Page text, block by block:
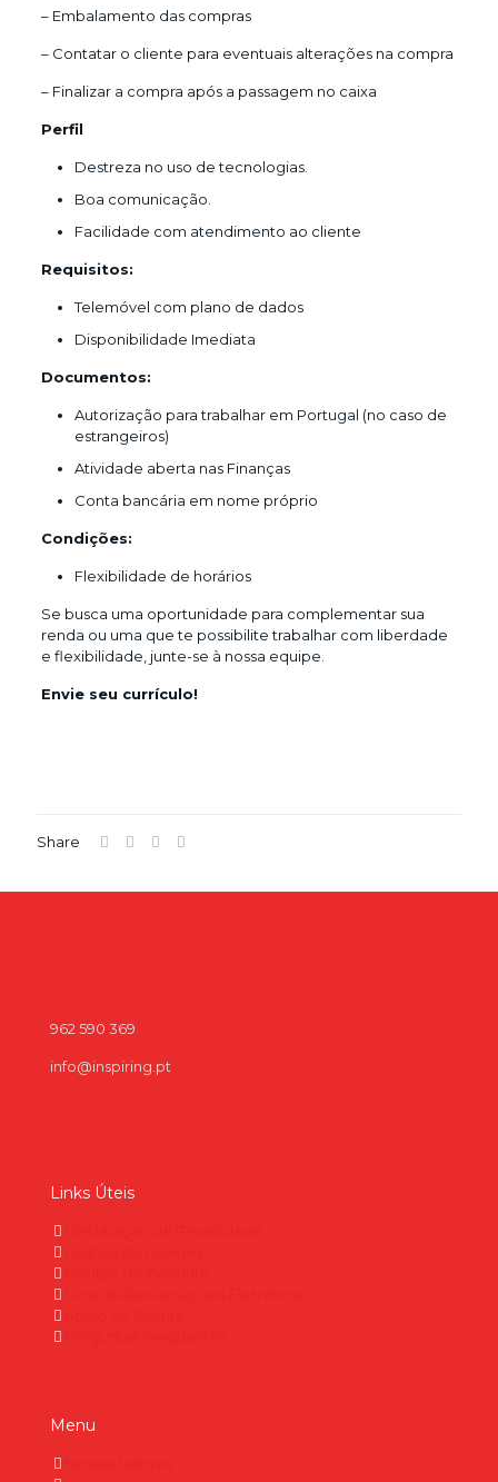
– Embalamento das compras
– Contatar o cliente para eventuais alterações na compra
– Finalizar a compra após a passagem no caixa
Perfil
Destreza no uso de tecnologias.
Boa comunicação.
Facilidade com atendimento ao cliente
Requisitos:
Telemóvel com plano de dados
Disponibilidade Imediata
Documentos:
Autorização para trabalhar em Portugal (no caso de
estrangeiros)
Atividade aberta nas Finanças
Conta bancária em nome próprio
Condições:
Flexibilidade de horários
Se busca uma oportunidade para complementar sua
renda ou uma que te possibilite trabalhar com liberdade
e flexibilidade, junte-se à nossa equipe.
Envie seu currículo!
Share
962 590 369
info@inspiring.pt
Links Úteis
Menu